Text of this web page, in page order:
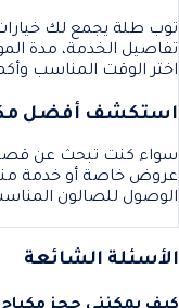
توب طلة يجمع لك
تفاصيل الخدمة، مدة
اختر الوقت المناسب
استكشف أفضل
سواء كنت تبحث عن قصة
عروض خاصة أو خدمة
الوصول للصالون
الأسئلة الشائعة